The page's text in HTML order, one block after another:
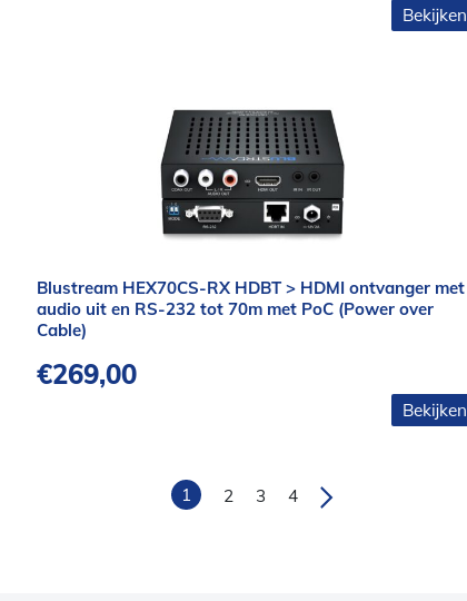
Bekijken
Blustream HEX70CS-RX HDBT > HDMI ontvanger met
audio uit en RS-232 tot 70m met PoC (Power over
Cable)
€269,00
Bekijken
1 2 3 4